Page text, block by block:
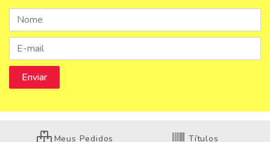
Meus Pedidos Títulos